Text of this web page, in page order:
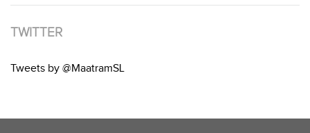
TWITTER
Tweets by @MaatramSL